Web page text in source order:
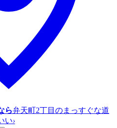
ら弁天町2丁目のまっすぐな道
い›